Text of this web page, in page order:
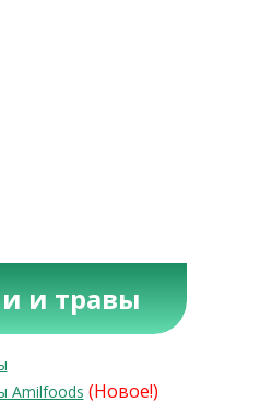
и травы
Amilfoods (Новое!)